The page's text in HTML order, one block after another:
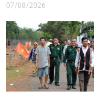
07/08/2026